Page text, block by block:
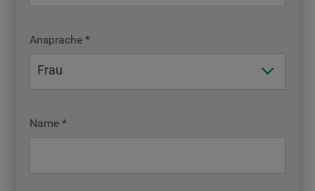
Ansprache
Name